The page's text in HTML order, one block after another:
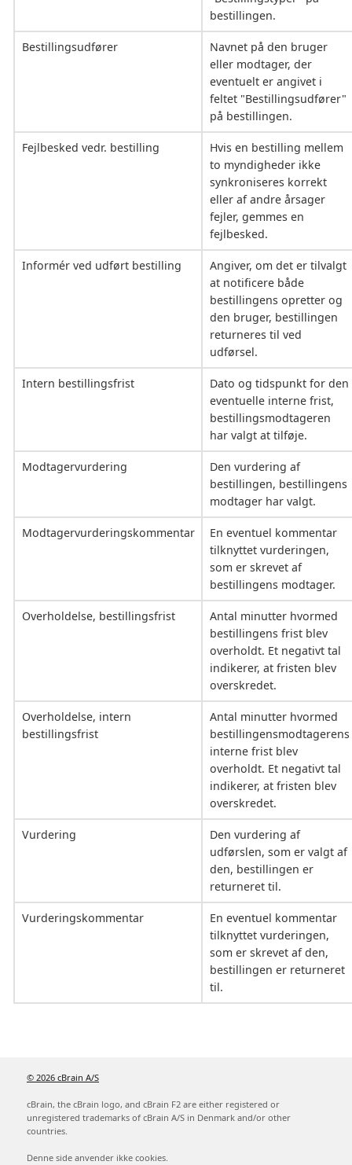
bestillingen.
Bestillingsudfører
Navnet på den bruger
eller modtager, der
eventuelt er angivet i
feltet "Bestillingsudfører"
på bestillingen.
Fejlbesked vedr. bestilling
Hvis en bestilling mellem
to myndigheder ikke
synkroniseres korrekt
eller af andre årsager
fejler, gemmes en
fejlbesked.
Informér ved udført bestilling
Angiver, om det er tilvalgt
at notificere både
bestillingens opretter og
den bruger, bestillingen
returneres til ved
udførsel.
Intern bestillingsfrist
Dato og tidspunkt for den
eventuelle interne frist,
bestillingsmodtageren
har valgt at tilføje.
Modtagervurdering
Den vurdering af
bestillingen, bestillingens
modtager har valgt.
Modtagervurderingskommentar
En eventuel kommentar
tilknyttet vurderingen,
som er skrevet af
bestillingens modtager.
Overholdelse, bestillingsfrist
Antal minutter hvormed
bestillingens frist blev
overholdt. Et negativt tal
indikerer, at fristen blev
overskredet.
Overholdelse, intern
bestillingsfrist
Antal minutter hvormed
bestillingensmodtagerens
interne frist blev
overholdt. Et negativt tal
indikerer, at fristen blev
overskredet.
Vurdering
Den vurdering af
udførslen, som er valgt af
den, bestillingen er
returneret til.
Vurderingskommentar
En eventuel kommentar
tilknyttet vurderingen,
som er skrevet af den,
bestillingen er returneret
til.
© 2026 cBrain A/S
cBrain, the cBrain logo, and cBrain F2 are either registered or
unregistered trademarks of cBrain A/S in Denmark and/or other
countries.
Denne side anvender ikke cookies.